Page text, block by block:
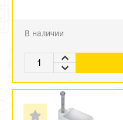
В наличии